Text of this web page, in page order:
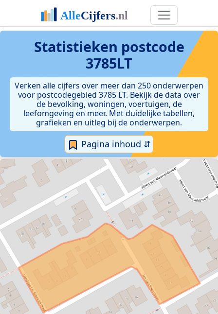
Statistieken postcode
3785LT
Verken alle cijfers over meer dan 250 onderwerpen
voor postcodegebied 3785 LT. Bekijk de data over
de bevolking, woningen, voertuigen, de
leefomgeving en meer. Met duidelijke tabellen,
grafieken en uitleg bij de onderwerpen.
Pagina inhoud ⇵